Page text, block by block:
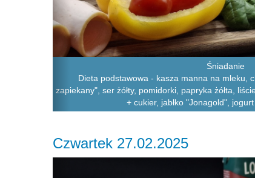
Śniadanie
Dieta podstawowa - kasza manna na mleku,
zapiekany", ser żółty, pomidorki, papryka żółta,
+ cukier, jabłko "Jonagold",
Czwartek 27.02.2025